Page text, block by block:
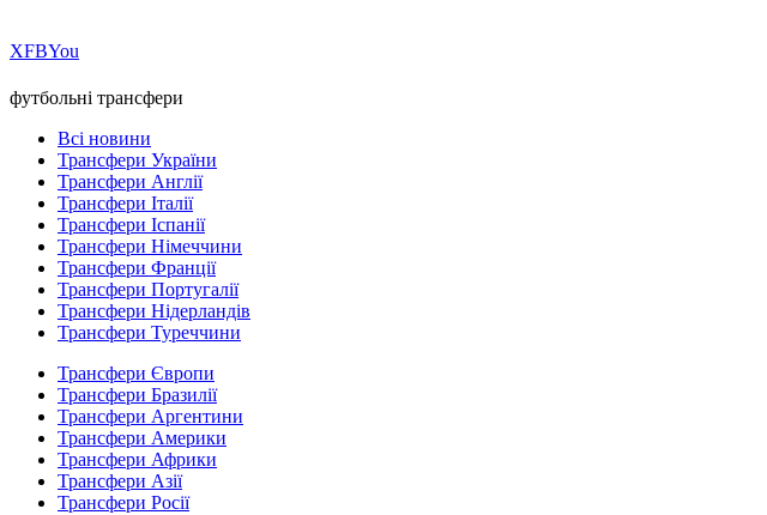
ХFBYou
футбольні трансфери
Всі новини
Трансфери України
Трансфери Англії
Трансфери Італії
Трансфери Іспанії
Трансфери Німеччини
Трансфери Франції
Трансфери Португалії
Трансфери Нідерландів
Трансфери Туреччини
Трансфери Європи
Трансфери Бразилії
Трансфери Аргентини
Трансфери Америки
Трансфери Африки
Трансфери Азії
Трансфери Росії